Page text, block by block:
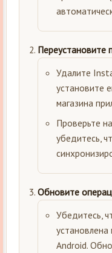
Переустановите
Удалите
установите
магазина
Проверьте
убедитесь,
Обновите
Убедитесь,
установлена
Android.